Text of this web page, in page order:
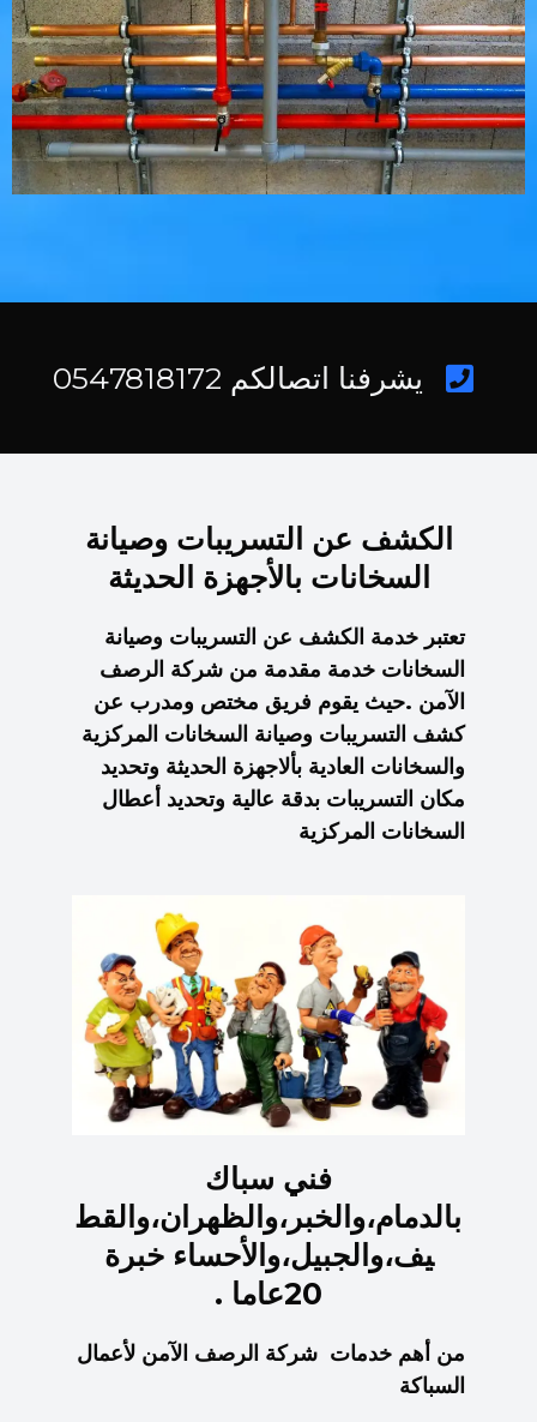
يشرفنا اتصالكم 0547818172
الكشف عن التسريبات وصيانة
السخانات بالأجهزة الحديثة
تعتبر خدمة الكشف عن التسريبات وصيانة
السخانات خدمة مقدمة من شركة الرصف
الآمن .حيث يقوم فريق مختص ومدرب عن
كشف التسريبات وصيانة السخانات المركزية
والسخانات العادية بألاجهزة الحديثة وتحديد
مكان التسريبات بدقة عالية وتحديد أعطال
السخانات المركزية
فني سباك
بالدمام،والخبر،والظهران،والقط
يف،والجبيل،والأحساء خبرة
20عاما .
من أهم خدمات شركة الرصف الآمن لأعمال
السباكة